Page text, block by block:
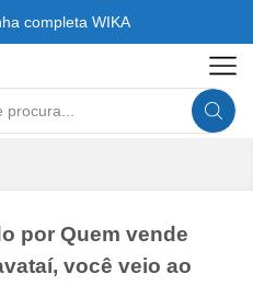
completa WIKA
Search
por Quem vende
você veio ao